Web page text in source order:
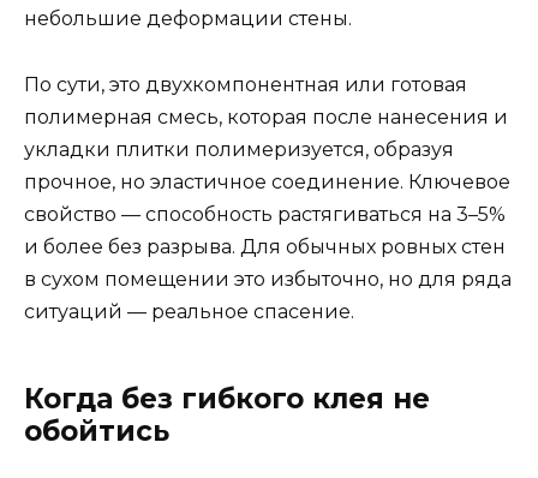
небольшие деформации стены.
По сути, это двухкомпонентная или готовая
полимерная смесь, которая после нанесения и
укладки плитки полимеризуется, образуя
прочное, но эластичное соединение. Ключевое
свойство — способность растягиваться на 3–5%
и более без разрыва. Для обычных ровных стен
в сухом помещении это избыточно, но для ряда
ситуаций — реальное спасение.
Когда без гибкого клея не
обойтись